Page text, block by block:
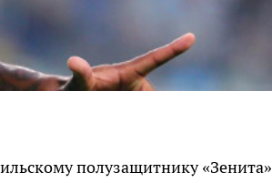
полузащитнику «Зенита»